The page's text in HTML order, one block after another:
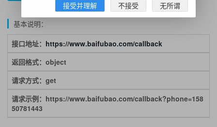
基本说明：
接口地址： https://www.baifubao.com/callback
返回格式：object
请求方式：get
请求示例：https://www.baifubao.com/callback?phone=158
50781443
接受并理解 不接受 无所谓